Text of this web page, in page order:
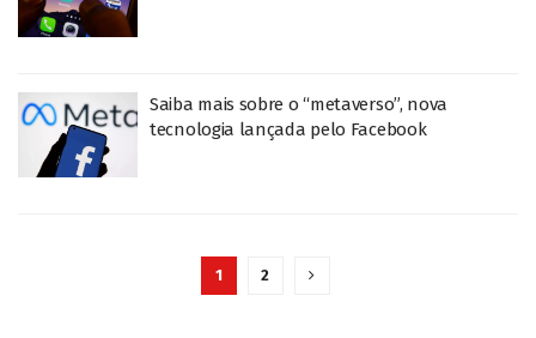
Saiba mais sobre o “metaverso”, nova
tecnologia lançada pelo Facebook
1 2